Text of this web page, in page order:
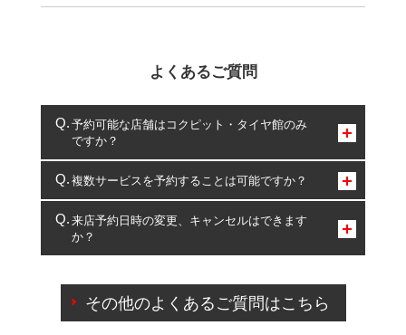
よくあるご質問
予約可能な店舗はコクピット・タイヤ館のみ
ですか？
コクピット・タイヤ館のみとなります。
複数サービスを予約することは可能ですか？
複数サービスのご予約は可能です。
一部の商品・サービスの組み合わせに限り、同時にご予約が
出来ないものもございます。
来店予約日時の変更、キャンセルはできます
か？
ご来店予約日の3営業日前を過ぎている場合のご予約
の日時変更につきましては、直接ご予約の店舗まで
その他のよくあるご質問はこちら